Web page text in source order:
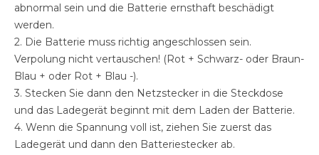
abnormal sein und die Batterie ernsthaft beschädigt
werden.
2. Die Batterie muss richtig angeschlossen sein.
Verpolung nicht vertauschen! (Rot + Schwarz- oder Braun-
Blau + oder Rot + Blau -).
3. Stecken Sie dann den Netzstecker in die Steckdose
und das Ladegerät beginnt mit dem Laden der Batterie.
4. Wenn die Spannung voll ist, ziehen Sie zuerst das
Ladegerät und dann den Batteriestecker ab.